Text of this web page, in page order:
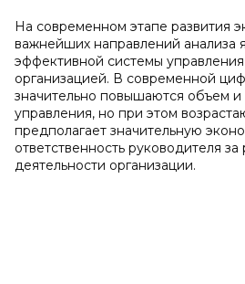
На современном этапе развития
важнейших направлений анализа
эффективной системы
организацией. В современной
значительно повышаются объем
управления, но при этом
предполагает значительную
ответственность руководителя за
деятельности организации.